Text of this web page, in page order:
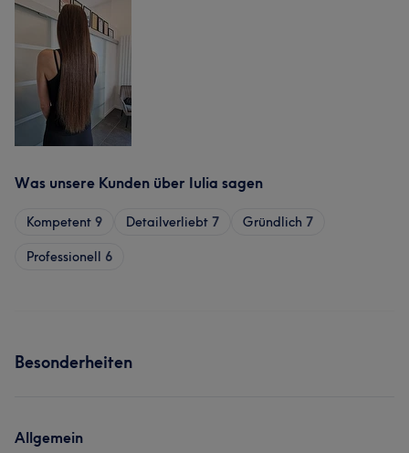
Was unsere Kunden über Iulia sagen
Kompetent 9 Detailverliebt 7 Gründlich 7
Professionell 6
Besonderheiten
Allgemein